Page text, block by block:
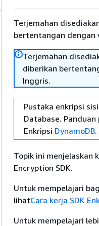
Terjemahan
bertentangan dengan
Terjemahan
diberikan
Inggris.
Pustaka enkripsi
Database.
Enkripsi DynamoDB.
Topik ini menjelaskan
Encryption SDK.
Untuk mempelajari
lihatCara kerja SDK
Untuk mempelajari